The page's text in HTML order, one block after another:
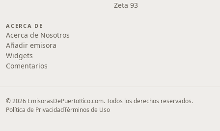
Zeta 93
ACERCA DE
Acerca de Nosotros
Añadir emisora
Widgets
Comentarios
© 2026 EmisorasDePuertoRico.com. Todos los derechos reservados.
Política de PrivacidadTérminos de Uso